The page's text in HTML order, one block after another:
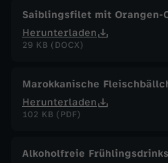
Saiblingsfilet mit Orangen-
Herunterladen
29 KB (DOCX)
Marokkanische
Herunterladen
102 KB (PDF)
Alkoholfreie Frühlingsdrinks